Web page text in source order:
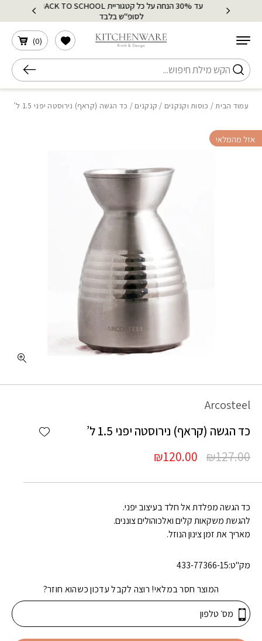
Skip to Content
עד 30% הנחה על כל קטגוריית BACK TO SCHOOL
לסופ"ש בלבד
חיפוש
(
0
)
הרשימה שלי
עמוד הבית/ כוסות וקנקנים / קנקנים / כד הגשה (קראף) נירוסטה יפני 1.5 ל’
Arcosteel
wishlist
כד הגשה (קראף) נירוסטה יפני 1.5 ל’
₪127.00
המחיר
היה:
₪127.00.
₪120.00 המחיר
הוא:
₪120.00.
כד הגשה מפלדת אל חלד בעיצוב יפני.
להגשת משקאות קלים ואלכוהולים צוננים.
מאריך את זמן צינון הנוזל.
מק"ט:433-77366-15
המוצר חסר במלאי! רוצה לקבל עדכון כשהוא חוזר?
אזל מהמלאי
בחזרה למעלה